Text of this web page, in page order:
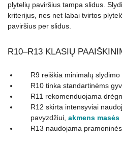
plytelių paviršius tampa slidus.
kriterijus, nes net labai tvirtos
paviršius per slidus.
R10–R13 KLASIŲ
R9 reiškia minimalų
R10 tinka standartinėms
R11 rekomenduojama
R12 skirta intensyviai
pavyzdžiui, akmens
R13 naudojama